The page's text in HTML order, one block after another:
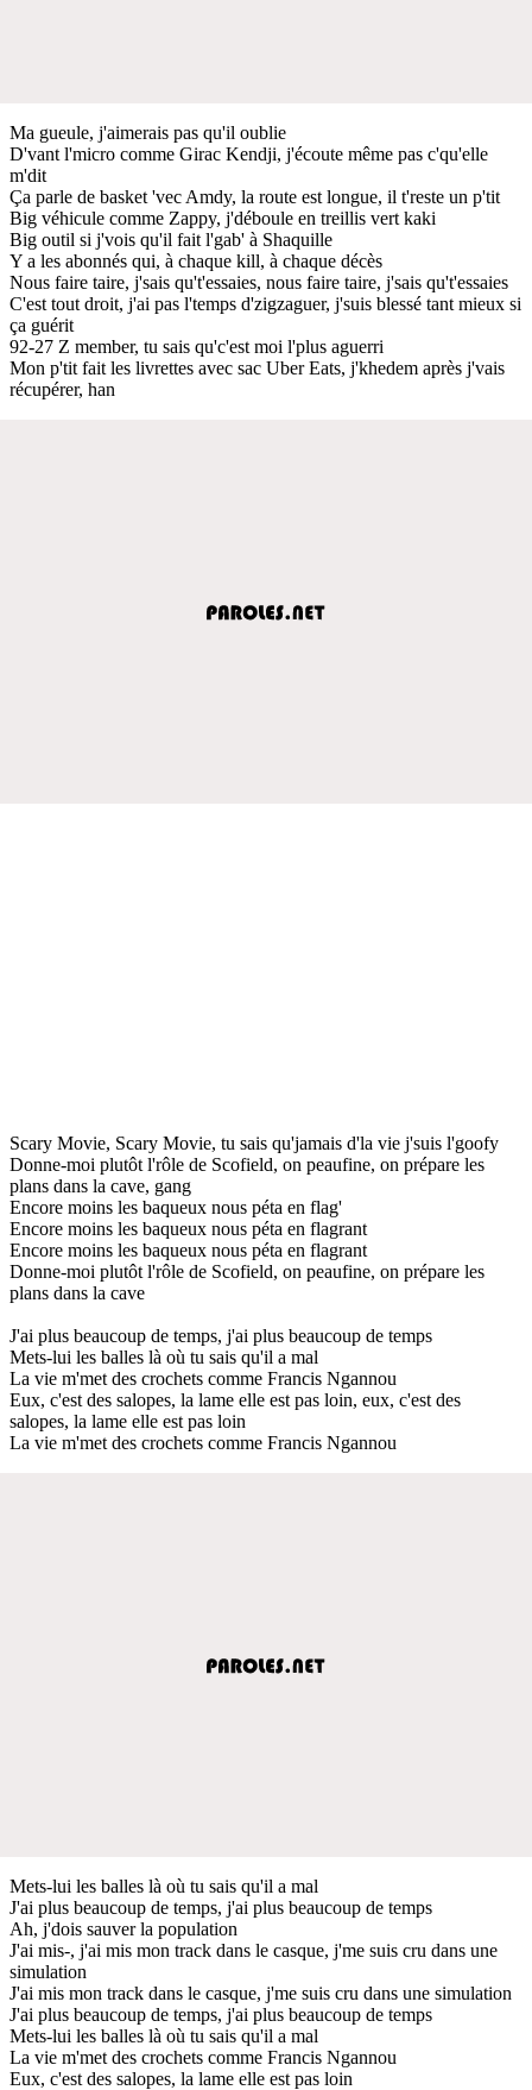
Ma gueule, j'aimerais pas qu'il oublie
D'vant l'micro comme Girac Kendji, j'écoute même pas c'qu'elle
m'dit
Ça parle de basket 'vec Amdy, la route est longue, il t'reste un p'tit
Big véhicule comme Zappy, j'déboule en treillis vert kaki
Big outil si j'vois qu'il fait l'gab' à Shaquille
Y a les abonnés qui, à chaque kill, à chaque décès
Nous faire taire, j'sais qu't'essaies, nous faire taire, j'sais qu't'essaies
C'est tout droit, j'ai pas l'temps d'zigzaguer, j'suis blessé tant mieux si
ça guérit
92-27 Z member, tu sais qu'c'est moi l'plus aguerri
Mon p'tit fait les livrettes avec sac Uber Eats, j'khedem après j'vais
récupérer, han
Scary Movie, Scary Movie, tu sais qu'jamais d'la vie j'suis l'goofy
Donne-moi plutôt l'rôle de Scofield, on peaufine, on prépare les
plans dans la cave, gang
Encore moins les baqueux nous péta en flag'
Encore moins les baqueux nous péta en flagrant
Encore moins les baqueux nous péta en flagrant
Donne-moi plutôt l'rôle de Scofield, on peaufine, on prépare les
plans dans la cave
J'ai plus beaucoup de temps, j'ai plus beaucoup de temps
Mets-lui les balles là où tu sais qu'il a mal
La vie m'met des crochets comme Francis Ngannou
Eux, c'est des salopes, la lame elle est pas loin, eux, c'est des
salopes, la lame elle est pas loin
La vie m'met des crochets comme Francis Ngannou
Mets-lui les balles là où tu sais qu'il a mal
J'ai plus beaucoup de temps, j'ai plus beaucoup de temps
Ah, j'dois sauver la population
J'ai mis-, j'ai mis mon track dans le casque, j'me suis cru dans une
simulation
J'ai mis mon track dans le casque, j'me suis cru dans une simulation
J'ai plus beaucoup de temps, j'ai plus beaucoup de temps
Mets-lui les balles là où tu sais qu'il a mal
La vie m'met des crochets comme Francis Ngannou
Eux, c'est des salopes, la lame elle est pas loin